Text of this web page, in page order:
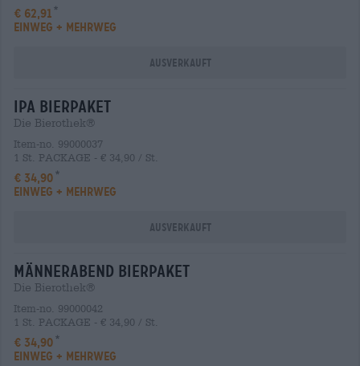
€ 62,91
EINWEG + MEHRWEG
Ausverkauft
ipa Bierpaket
Die Bierothek®
Item-no. 99000037
1 St. PACKAGE - € 34,90 / St.
€ 34,90
EINWEG + MEHRWEG
Ausverkauft
männerabend Bierpaket
Die Bierothek®
Item-no. 99000042
1 St. PACKAGE - € 34,90 / St.
€ 34,90
EINWEG + MEHRWEG